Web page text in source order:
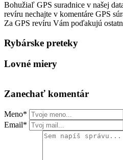
Bohužiaľ GPS suradnice v našej
revíru nechajte v komentáre GPS
Za GPS revíru Vám poďakujú
Rybárske preteky
Lovné miery
Zanechať komentár
Meno*
Email*